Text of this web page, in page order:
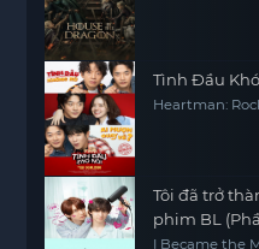
Tình Đầu
Heartman:
Tôi đã trở
phim BL
I Became the